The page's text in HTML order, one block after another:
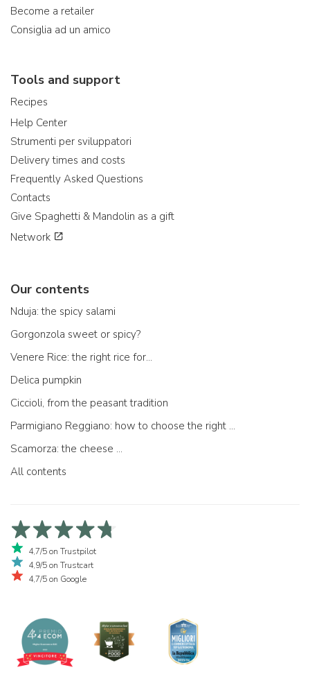
Become a retailer
Consiglia ad un amico
Tools and support
Recipes
Help Center
Strumenti per sviluppatori
Delivery times and costs
Frequently Asked Questions
Contacts
Give Spaghetti & Mandolin as a gift
Network
Our contents
Nduja: the spicy salami
Gorgonzola sweet or spicy?
Venere Rice: the right rice for...
Delica pumpkin
Ciccioli, from the peasant tradition
Parmigiano Reggiano: how to choose the right one
Scamorza: the cheese ...
All contents
4,7/5 on Trustpilot
4,9/5 on Trustcart
4,7/5 on Google